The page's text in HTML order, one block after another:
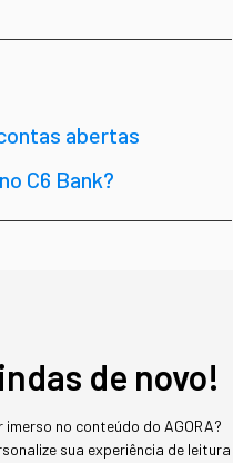
abertas
C6 Bank?
pelo
mercado está mais
está definindo as
de novo!
no conteúdo do AGORA?
sua experiência de leitura